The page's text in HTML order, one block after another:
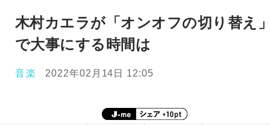
木村カエラが「オンオフの切り替え
で大事にする時間は
音楽 2022年02月14日 12:05